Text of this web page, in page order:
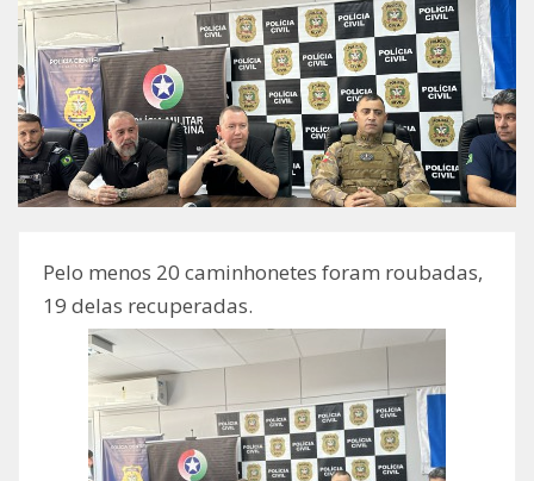
Pelo menos 20 caminhonetes foram roubadas,
19 delas recuperadas.